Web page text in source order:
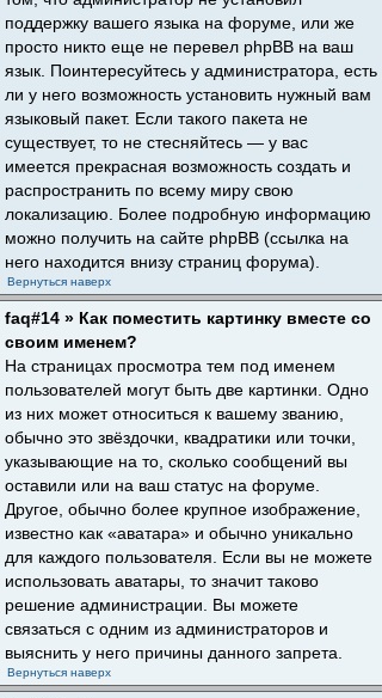
поддержку вашего языка на форуме, или же
просто никто еще не перевел phpBB на ваш
язык. Поинтересуйтесь у администратора, есть
ли у него возможность установить нужный вам
языковый пакет. Если такого пакета не
существует, то не стесняйтесь — у вас
имеется прекрасная возможность создать и
распространить по всему миру свою
локализацию. Более подробную информацию
можно получить на сайте phpBB (ссылка на
него находится внизу страниц форума).
Вернуться наверх
faq#14 » Как поместить картинку вместе со
своим именем?
На страницах просмотра тем под именем
пользователей могут быть две картинки. Одно
из них может относиться к вашему званию,
обычно это звёздочки, квадратики или точки,
указывающие на то, сколько сообщений вы
оставили или на ваш статус на форуме.
Другое, обычно более крупное изображение,
известно как «аватара» и обычно уникально
для каждого пользователя. Если вы не можете
использовать аватары, то значит таково
решение администрации. Вы можете
связаться с одним из администраторов и
выяснить у него причины данного запрета.
Вернуться наверх